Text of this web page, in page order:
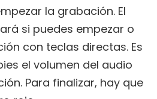
la grabación. El
si puedes empezar o
con teclas directas. Es
el volumen del audio
Para finalizar, hay que